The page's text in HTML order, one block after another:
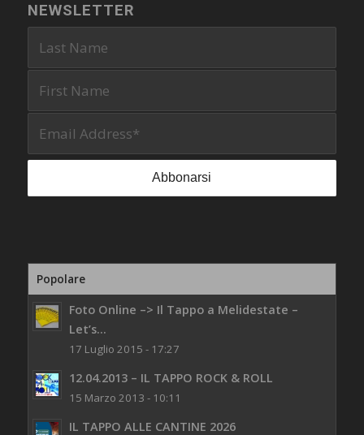
NEWSLETTER
Popolare
Foto Online –> Il Tappo a Melidestate –
Let’s...
17 Luglio 2015 - 17:27
12.04.2013 – IL TAPPO ROCK & ROLL
15 Marzo 2013 - 10:11
IL TAPPO ALLE CANTINE 2026